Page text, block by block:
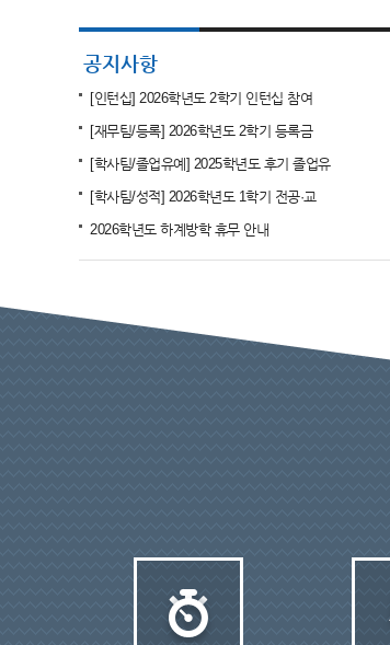
[인턴십] 2026학년도 2학기 인턴십 참여
[재무팀/등록] 2026학년도 2학기 등록금
[학사팀/졸업유예] 2025학년도 후기 졸업유
[학사팀/성적] 2026학년도 1학기 전공·교
2026학년도 하계방학 휴무 안내